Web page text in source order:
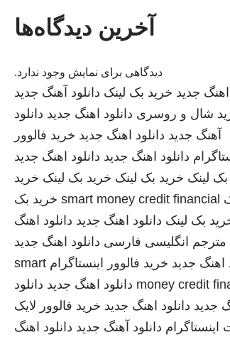
آخرین دیدگاه‌ها
دیدگاهی برای نمایش وجود ندارد.
اهنگ جدید خرید بک لینک دانلود آهنگ جدید
شال و روسری دانلود اهنگ جدید دانلود
آهنگ جدید دانلود اهنگ جدید خرید فالوور
دانلود اهنگ جدید دانلود اهنگ جدید
لینک خرید بک لینک خرید بک لینک خرید
smart money credit financial خرید بک
بک لینک دانلود اهنگ جدید دانلود اهنگ
مترجم انگلیسی فارسی دانلود اهنگ جدید
اهنگ جدید خرید فالوور اینستاگرام smart
money credit دانلود اهنگ جدید دانلود
جدید دانلود اهنگ جدید خرید فالوور لایک
اینستاگرام دانلود آهنگ جدید دانلود اهنگ